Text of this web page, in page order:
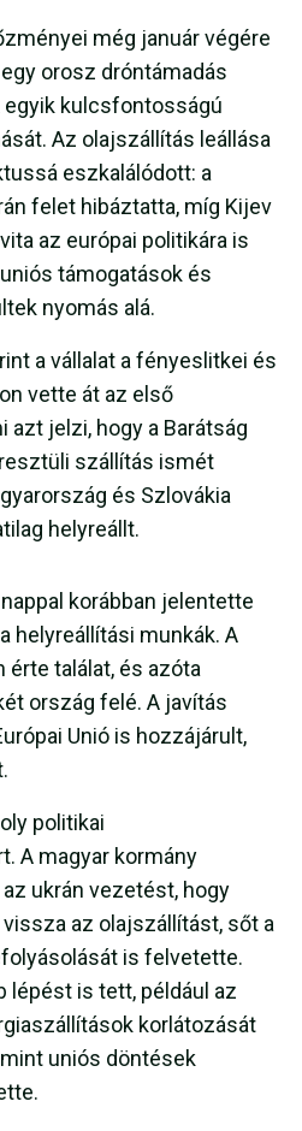
még január végére
orosz dróntámadás
kulcsfontosságú
Az olajszállítás leállása
eszkalálódott: a
felet hibáztatta, míg Kijev
az európai politikára is
támogatások és
nyomás alá.
a vállalat a fényeslitkei és
vette át az első
azt jelzi, hogy a Barátság
szállítás ismét
és Szlovákia
helyreállt.
korábban jelentette
helyreállítási munkák. A
érte találat, és azóta
ország felé. A javítás
Unió is hozzájárult,
politikai
A magyar kormány
ukrán vezetést, hogy
az olajszállítást, sőt a
is felvetette.
lépést is tett, például az
korlátozását
uniós döntések